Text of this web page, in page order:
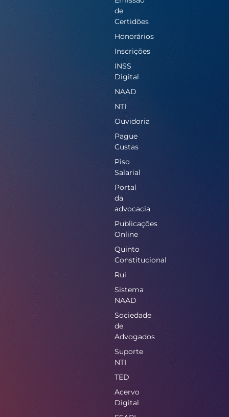
de
Certidões
Honorários
Inscrições
INSS
Digital
NAAD
NTI
Ouvidoria
Pague
Custas
Piso
Salarial
Portal
da
advocacia
Publicações
Online
Quinto
Constitucional
Rui
Sistema
NAAD
Sociedade
de
Advogados
Suporte
NTI
TED
Acervo
Digital